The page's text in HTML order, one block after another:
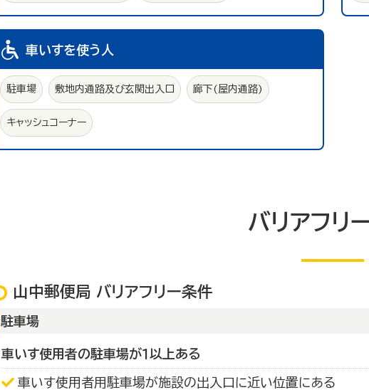
車いすを使う人
駐車場 敷地内通路及び玄関出入口 廊下(屋内通路)
キャッシュコーナー
バリアフリ
山中郵便局 バリアフリー条件
駐車場
車いす使用者の駐車場が１以上ある
車いす使用者用駐車場が施設の出入口に近い位置にある